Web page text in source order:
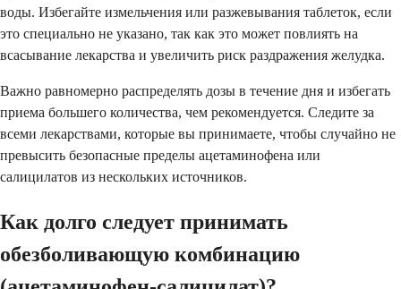
воды. Избегайте измельчения или разжевывания таблеток, если
это специально не указано, так как это может повлиять на
всасывание лекарства и увеличить риск раздражения желудка.
Важно равномерно распределять дозы в течение дня и избегать
приема большего количества, чем рекомендуется. Следите за
всеми лекарствами, которые вы принимаете, чтобы случайно не
превысить безопасные пределы ацетаминофена или
салицилатов из нескольких источников.
Как долго следует принимать
обезболивающую комбинацию